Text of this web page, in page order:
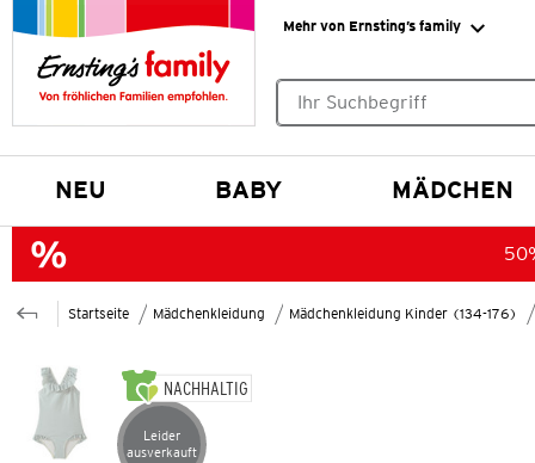
Mehr von Ernsting’s family
NEU BABY MÄDCHEN
Startseite Mädchenkleidung Mädchenkleidung Kinder (134-176)
NACHHALTIG
Artikel leider ausverkauft
Leider
ausverkauft